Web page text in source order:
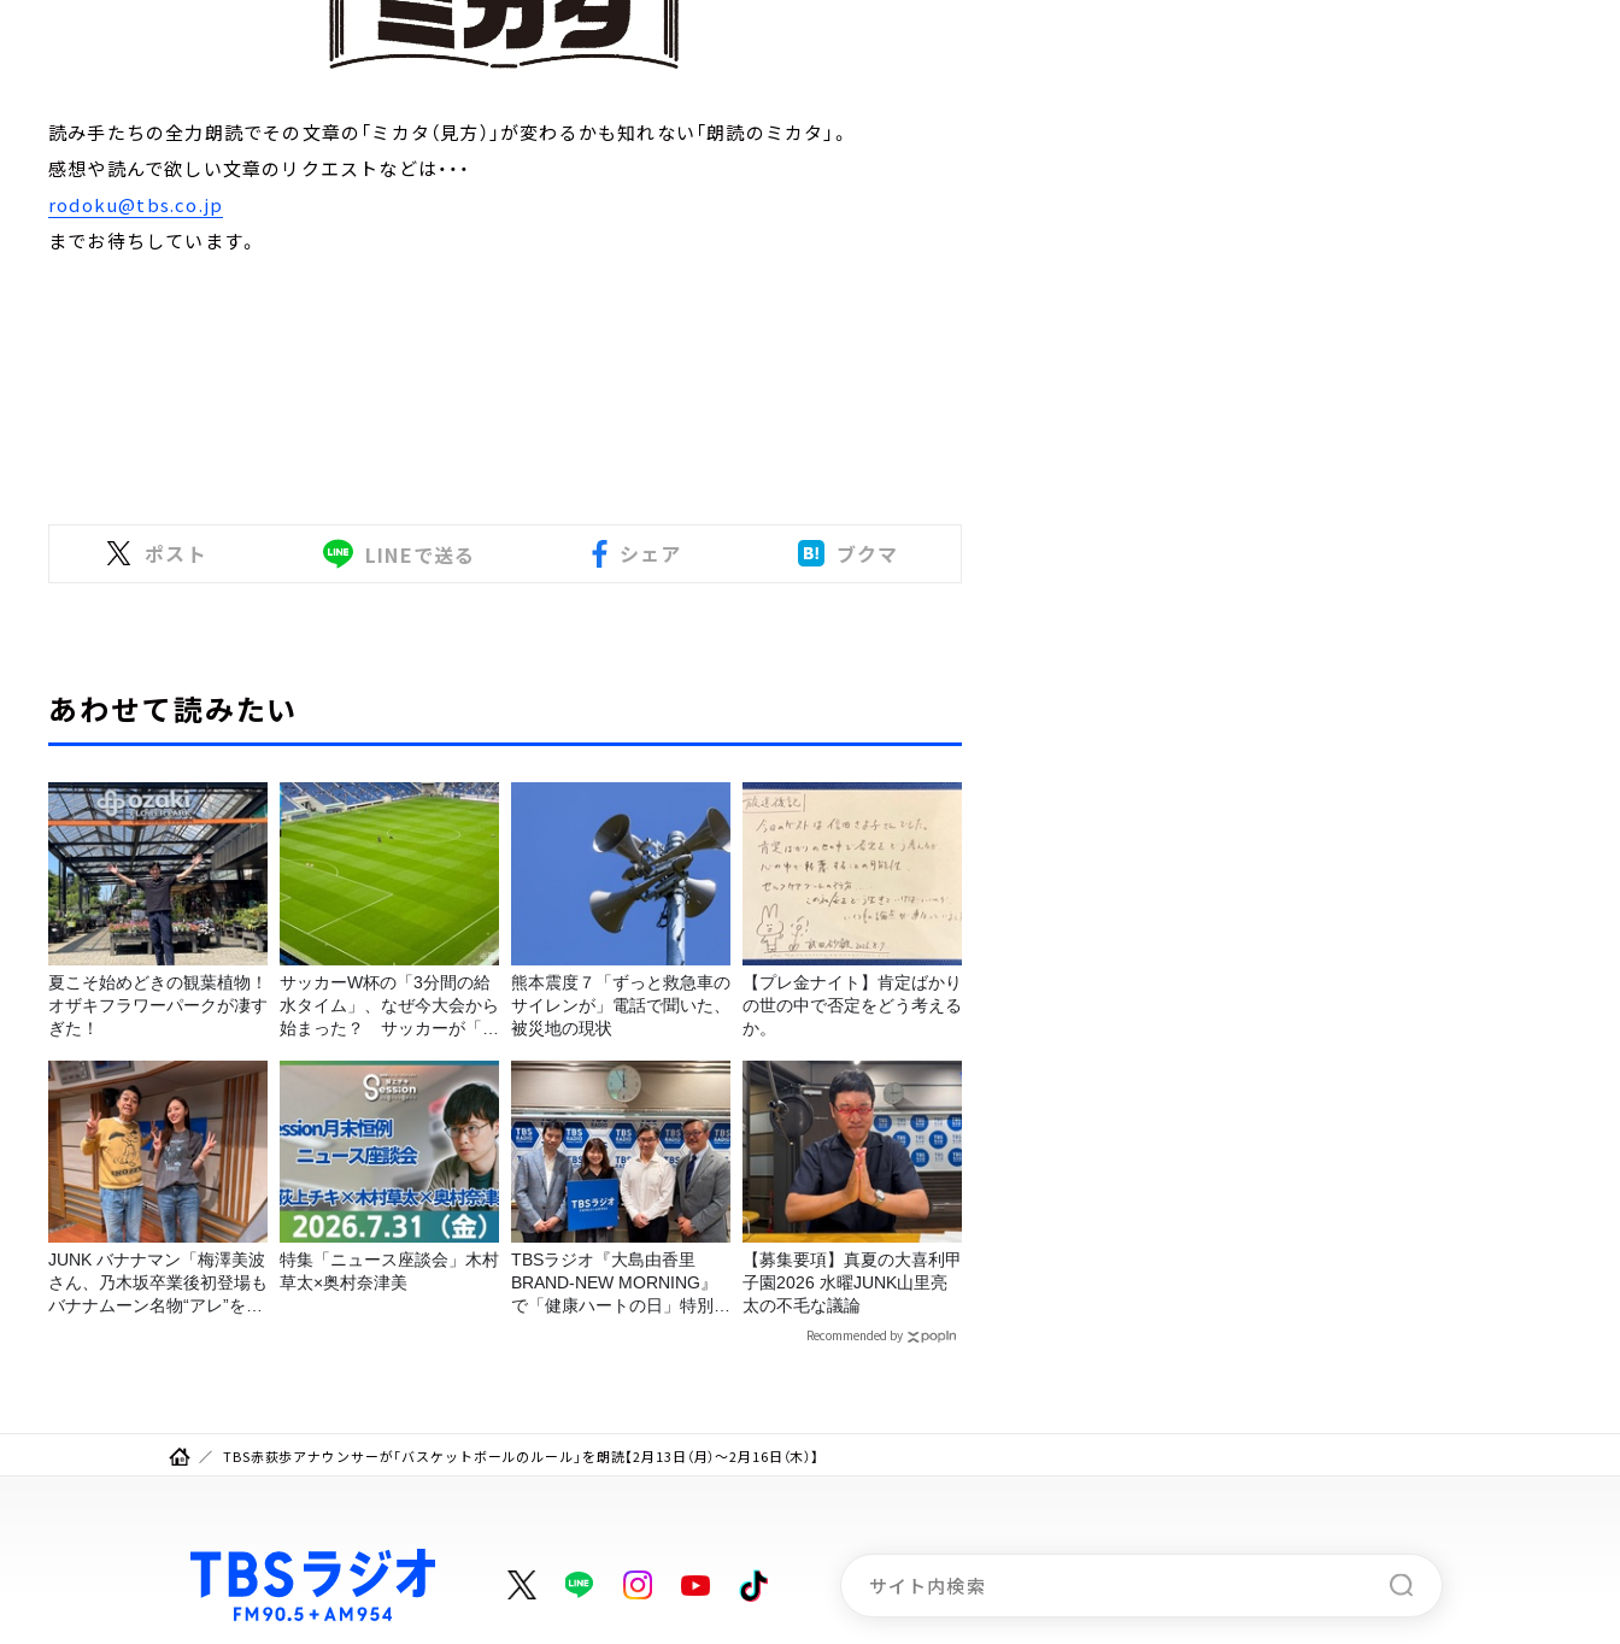
読み手たちの全力朗読でその文章の「ミカタ（見方）」が変わるかも知れない「朗読のミカタ」。
感想や読んで欲しい文章のリクエストなどは・・・
rodoku@tbs.co.jp
までお待ちしています。
ポスト LINEで送る シェア ブクマ
あわせて読みたい
夏こそ始めどきの観葉植物！
オザキフラワーパークが凄す
ぎた！
サッカーW杯の「3分間の給
水タイム」、なぜ今大会から
始まった？ サッカーが「お
熊本震度７「ずっと救急車の
サイレンが」電話で聞いた、
被災地の現状
【プレ金ナイト】肯定ばかり
の世の中で否定をどう考える
か。
JUNK バナナマン「梅澤美波
さん、乃木坂卒業後初登場も
バナナムーン名物“アレ”を喰
特集「ニュース座談会」木村
草太×奥村奈津美
TBSラジオ『大島由香里
BRAND-NEW MORNING』
で「健康ハートの日」特別企
【募集要項】真夏の大喜利甲
子園2026 水曜JUNK山里亮
太の不毛な議論
Recommended by
TBS赤荻歩アナウンサーが「バスケットボールのルール」を朗読【2月13日（月）～2月16日（木）】